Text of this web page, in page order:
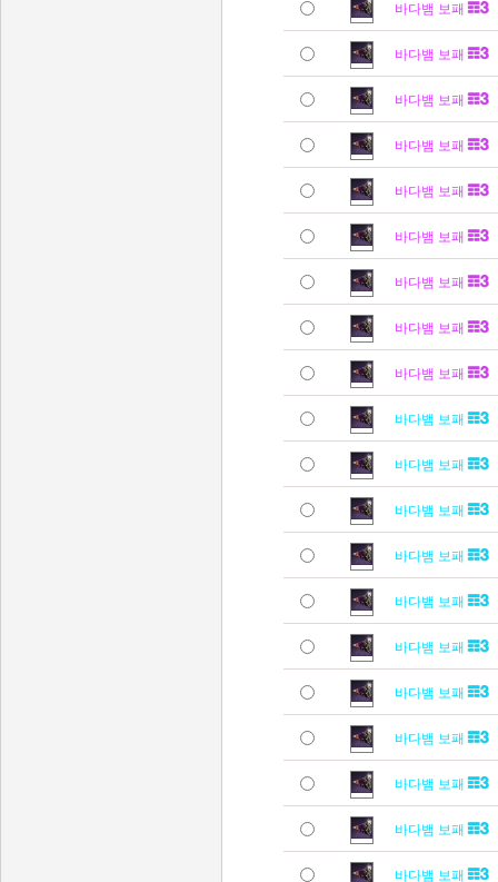
바다뱀 보패
바다뱀 보패
바다뱀 보패
바다뱀 보패
바다뱀 보패
바다뱀 보패
바다뱀 보패
바다뱀 보패
바다뱀 보패
바다뱀 보패
바다뱀 보패
바다뱀 보패
바다뱀 보패
바다뱀 보패
바다뱀 보패
바다뱀 보패
바다뱀 보패
바다뱀 보패
바다뱀 보패
바다뱀 보패